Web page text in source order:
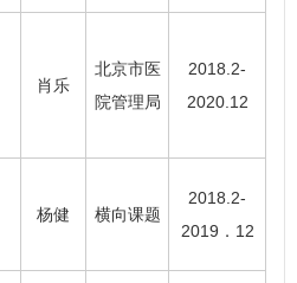
肖乐
北京市医
院管理局
2018.2-
2020.12
杨健 横向课题
2018.2-
2019．12